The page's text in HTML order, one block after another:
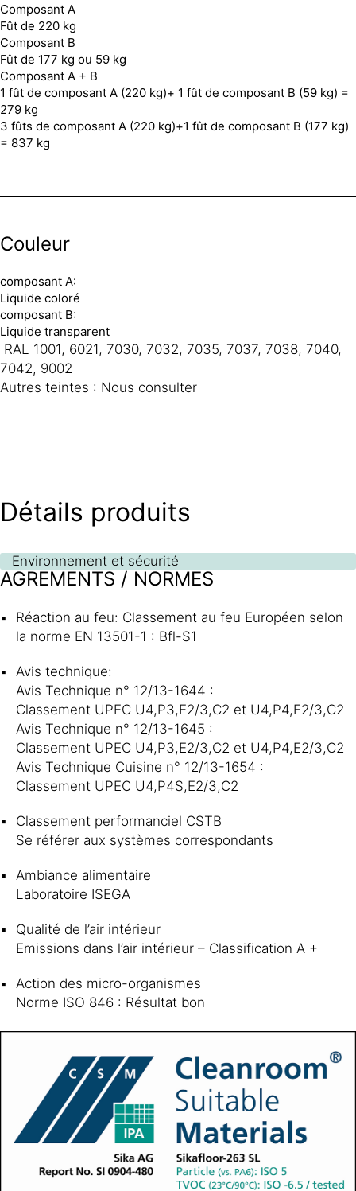
Composant A
Fût de 220 kg
Composant B
Fût de 177 kg ou 59 kg
Composant A + B
1 fût de composant A (220 kg)+ 1 fût de composant B (59 kg) =
279 kg
3 fûts de composant A (220 kg)+1 fût de composant B (177 kg)
= 837 kg
Couleur
composant A:
Liquide coloré
composant B:
Liquide transparent
RAL 1001, 6021, 7030, 7032, 7035, 7037, 7038, 7040,
7042, 9002
Autres teintes : Nous consulter
Détails produits
Environnement et sécurité
AGRÉMENTS / NORMES
Réaction au feu: Classement au feu Européen selon
la norme EN 13501-1 : Bfl-S1
Avis technique:
Avis Technique n° 12/13-1644 :
Classement UPEC U4,P3,E2/3,C2 et U4,P4,E2/3,C2
Avis Technique n° 12/13-1645 :
Classement UPEC U4,P3,E2/3,C2 et U4,P4,E2/3,C2
Avis Technique Cuisine n° 12/13-1654 :
Classement UPEC U4,P4S,E2/3,C2
Classement performanciel CSTB
Se référer aux systèmes correspondants
Ambiance alimentaire
Laboratoire ISEGA
Qualité de l’air intérieur
Emissions dans l’air intérieur – Classification A +
Action des micro-organismes
Norme ISO 846 : Résultat bon